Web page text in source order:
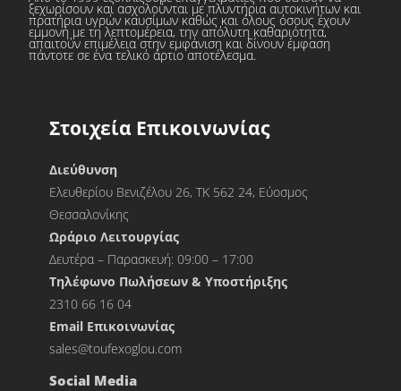
ξεχωρίσουν και ασχολούνται με πλυντήρια αυτοκινήτων και
πρατήρια υγρών καυσίμων καθώς και όλους όσους έχουν
εμμονή με τη λεπτομέρεια, την απόλυτη καθαριότητα,
απαιτούν επιμέλεια στην εμφάνιση και δίνουν έμφαση
πάντοτε σε ένα τελικό άρτιο αποτέλεσμα.
Στοιχεία Επικοινωνίας
Διεύθυνση
Ελευθερίου Βενιζέλου 26, ΤΚ 562 24, Εύοσμος
Θεσσαλονίκης
Ωράριο Λειτουργίας
Δευτέρα – Παρασκευή: 09:00 – 17:00
Τηλέφωνο Πωλήσεων & Υποστήριξης
2310 66 16 04
Εmail Επικοινωνίας
sales@toufexoglou.com
Social Media